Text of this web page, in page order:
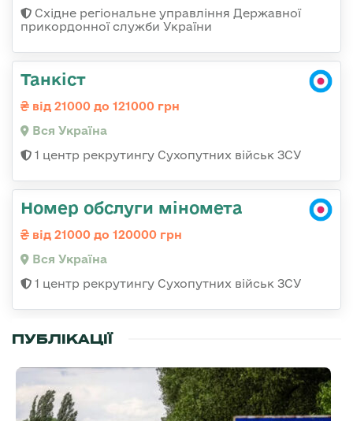
Східне регіональне управління Державної
прикордонної служби України
Танкіст
від 21000 до 121000 грн
Вся Україна
1 центр рекрутингу Сухопутних військ ЗСУ
Номер обслуги міномета
від 21000 до 120000 грн
Вся Україна
1 центр рекрутингу Сухопутних військ ЗСУ
ПУБЛІКАЦІЇ